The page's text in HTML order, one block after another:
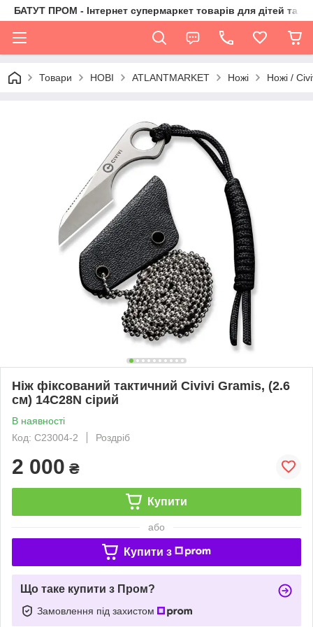
БАТУТ ПРОМ - Інтернет супермаркет товарів для дітей та їх
Товари НОВІ ATLANTMARKET Ножі Ножі /
Ніж фіксований тактичний Civivi Gramis, (2.6
см) 14C28N сірий
В наявності
Код: C23004-2
Роздріб
2 000 ₴
Купити
або
Купити з
Що таке купити з Пром?
Замовлення під захистом